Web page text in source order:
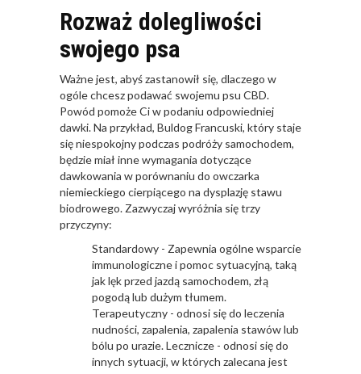
Rozważ dolegliwości
swojego psa
Ważne jest, abyś zastanowił się, dlaczego w
ogóle chcesz podawać swojemu psu CBD.
Powód pomoże Ci w podaniu odpowiedniej
dawki. Na przykład, Buldog Francuski, który staje
się niespokojny podczas podróży samochodem,
będzie miał inne wymagania dotyczące
dawkowania w porównaniu do owczarka
niemieckiego cierpiącego na dysplazję stawu
biodrowego. Zazwyczaj wyróżnia się trzy
przyczyny:
Standardowy - Zapewnia ogólne wsparcie
immunologiczne i pomoc sytuacyjną, taką
jak lęk przed jazdą samochodem, złą
pogodą lub dużym tłumem.
Terapeutyczny - odnosi się do leczenia
nudności, zapalenia, zapalenia stawów lub
bólu po urazie. Lecznicze - odnosi się do
innych sytuacji, w których zalecana jest